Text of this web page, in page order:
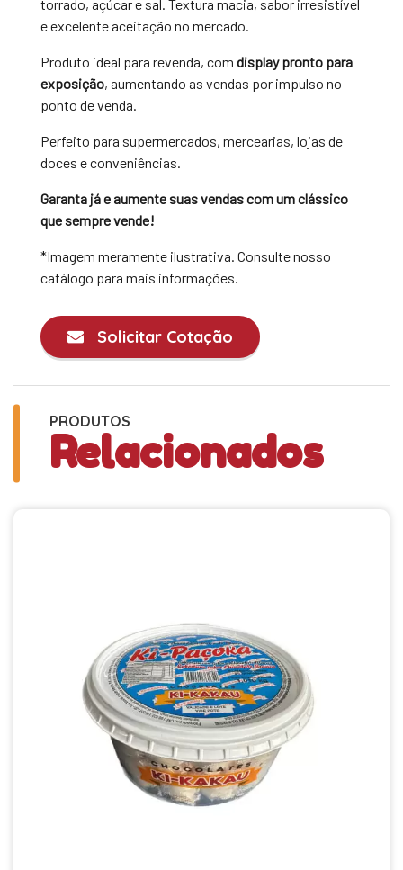
torrado, açúcar e sal. Textura macia, sabor irresistível
e excelente aceitação no mercado.
Produto ideal para revenda, com display pronto para
exposição, aumentando as vendas por impulso no
ponto de venda.
Perfeito para supermercados, mercearias, lojas de
doces e conveniências.
Garanta já e aumente suas vendas com um clássico
que sempre vende!
*Imagem meramente ilustrativa. Consulte nosso
catálogo para mais informações.
Solicitar Cotação
PRODUTOS
Relacionados